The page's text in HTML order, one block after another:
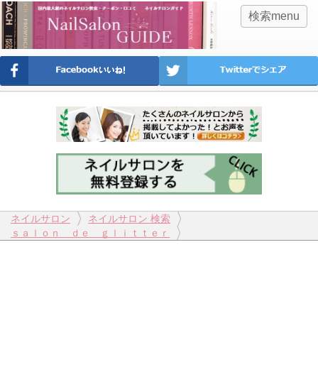
検索menu
ネイルサロン
ネイルサロン 検索
ｓａｌｏｎ ｄｅ ｇｌｉｔｔｅｒ